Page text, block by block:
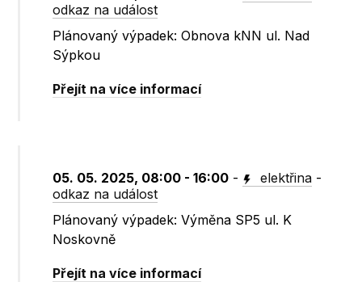
odkaz na událost
Plánovaný výpadek: Obnova kNN ul. Nad
Sýpkou
Přejít na více informací
05. 05. 2025, 08:00 - 16:00 - elektřina -
odkaz na událost
Plánovaný výpadek: Výměna SP5 ul. K
Noskovně
Přejít na více informací